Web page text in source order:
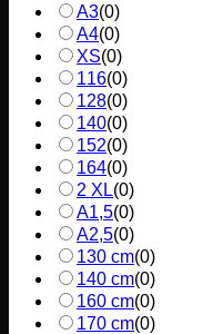
A3(0)
A4(0)
XS(0)
116(0)
128(0)
140(0)
152(0)
164(0)
2 XL(0)
A1,5(0)
A2,5(0)
130 cm(0)
140 cm(0)
160 cm(0)
170 cm(0)